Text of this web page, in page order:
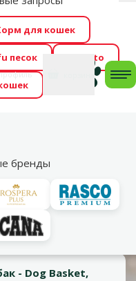
цены на
Твой питомец
для кошек
песок Foresto
бренды
Basket, 80cm, бежевый
0%
Плюш
- Dog Basket,